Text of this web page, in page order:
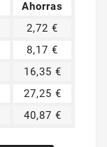
Ahorras
2,72 €
8,17 €
16,35 €
27,25 €
40,87 €